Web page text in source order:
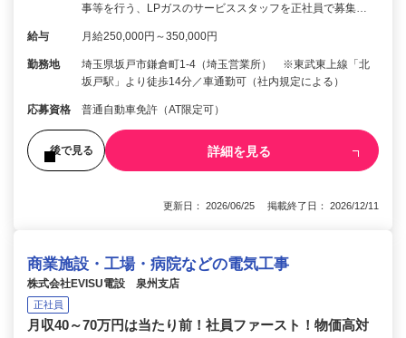
事等を行う、LPガスのサービススタッフを正社員で募集…
給与 月給250,000円～350,000円
勤務地
埼玉県坂戸市鎌倉町1-4（埼玉営業所） ※東武東上線「北
坂戸駅」より徒歩14分／車通勤可（社内規定による）
応募資格 普通自動車免許（AT限定可）
後で見る 詳細を見る
更新日： 2026/06/25 掲載終了日： 2026/12/11
商業施設・工場・病院などの電気工事
株式会社EVISU電設 泉州支店
正社員
月収40～70万円は当たり前！社員ファースト！物価高対